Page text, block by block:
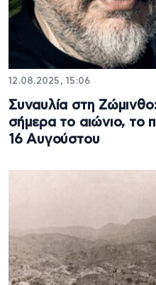
12.08.2025, 15:06
Συναυλία στη
σήμερα το αιώνιο, το
16 Αυγούστου